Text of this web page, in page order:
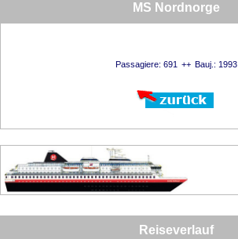
MS Nordnorge
Passagiere: 691 Bauj.: 1993
Reiseverlauf